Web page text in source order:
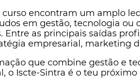
encontram um amplo
em gestão, tecnologia ou
Entre as principais saídas
empresarial, marketing
que combine gestão e
o Iscte-Sintra é o teu próximo